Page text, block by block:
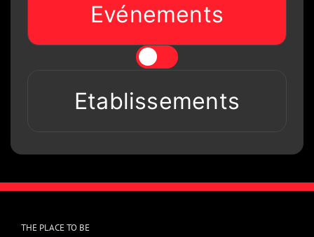
Evénements
Etablissements
THE PLACE TO BE